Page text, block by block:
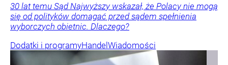
30 lat temu Sąd Najwyższy wskazał, że Polacy nie mogą
się od polityków domagać przed sądem spełnienia
wyborczych obietnic. Dlaczego?
Dodatki i programyHandelWiadomości